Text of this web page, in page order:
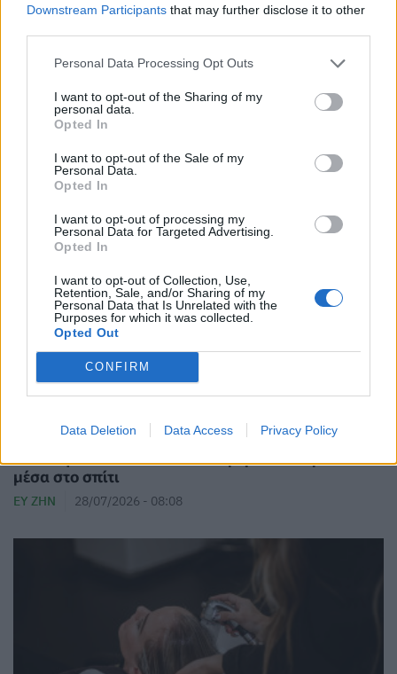
Downstream Participants that may further disclose it to other
Personal Data Processing Opt Outs
I want to opt-out of the Sharing of my
personal data.
Opted In
I want to opt-out of the Sale of my
Personal Data.
Opted In
I want to opt-out of processing my
Personal Data for Targeted Advertising.
Opted In
I want to opt-out of Collection, Use,
Retention, Sale, and/or Sharing of my
Personal Data that Is Unrelated with the
Purposes for which it was collected.
Opted Out
CONFIRM
Data Deletion Data Access Privacy Policy
⁠Συμπληρώματα αργιρίνης: Είναι αλήθεια ότι
βοηθούν το ανοσοποιητικό να καταπολεμήσει τον
καρκίνο;
ΜΕΛΈΤΕΣ 04/08/2026 - 18:51
Οι 5 λόγοι που είναι καλό να φοράτε αντηλιακό
μέσα στο σπίτι
ΕΥ ΖΗΝ 28/07/2026 - 08:08